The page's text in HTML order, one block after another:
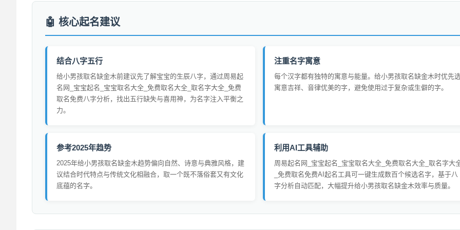
核心起名建议
结合八字五行
给小男孩取名缺金木前建议先了解宝宝的生辰八字，通过周易起
名网_宝宝起名_宝宝取名大全_免费取名大全_取名字大全_免费
取名免费八字分析，找出五行缺失与喜用神，为名字注入平衡之
力。
注重名字寓意
每个汉字都有独特的寓意与能量。给小男孩取名缺金木时优先
寓意吉祥、音律优美的字，避免使用过于复杂或生僻的字。
参考2025年趋势
2025年给小男孩取名缺金木趋势偏向自然、诗意与典雅风格，建
议结合时代特点与传统文化相融合，取一个既不落俗套又有文化
底蕴的名字。
利用AI工具辅助
周易起名网_宝宝起名_宝宝取名大全_免费取名大全_取名字大
_免费取名免费AI起名工具可一键生成数百个候选名字，基于八
字分析自动匹配，大幅提升给小男孩取名缺金木效率与质量。